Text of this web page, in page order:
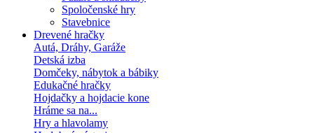
Spoločenské hry
Stavebnice
Drevené hračky
Autá, Dráhy, Garáže
Detská izba
Domčeky, nábytok a bábiky
Edukačné hračky
Hojdačky a hojdacie kone
Hráme sa na...
Hry a hlavolamy